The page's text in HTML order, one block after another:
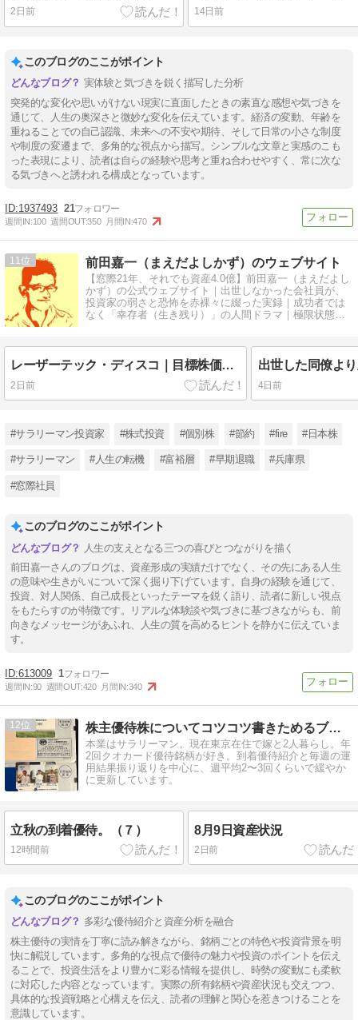
2日前 14日前
このブログのここがポイント
実体験と気づきを鋭く描写した分析
突発的な変化や思いがけない現実に直面したときの素直な感想や気づきを
通じて、人生の奥深さと微妙な変化を伝えています。経済の変動、年齢を
重ねることでの自己認識、未来への不安や期待、そして日常の小さな制度
や制度の変遷まで、多角的な視点から描写。シンプルな文章と実感のこも
った表現により、読者は自らの経験や思考と重ね合わせやすく、常に次な
る気づきへと誘われる構成となっています。
1937493 21
週間IN:100 週間OUT:350 月間IN:470
11 前田嘉一（まえだよしかず）のウェブサイト
【窓際21年、それでも資産4.0億】前田嘉一（まえだよし
かず）の公式ウェブサイト｜出世しなかった会社員が、
投資家の弱さと恐怖を赤裸々に綴った実録｜成功者では
なく「幸存者（生き残り）」の人間ドラマ｜極限状態で
レーザーテック・ディスコ｜目標株価に届いたか｜8月決算の報告
2日前 4日前
#サラリーマン投資家 #株式投資 #個別株 #節約 #fire #日本株
#サラリーマン #人生の転機 #富裕層 #早期退職 #兵庫県
#窓際社員
このブログのここがポイント
人生の支えとなる三つの喜びとつながりを描く
前田嘉一さんのブログは、資産形成の実績だけでなく、その先にある人生
の意味や生きがいについて深く掘り下げています。自身の経験を通じて、
投資、対人関係、自己成長といったテーマを鋭く語り、読者に新しい視点
をもたらすのが特徴です。リアルな体験談や気づきに基づきながらも、前
向きなメッセージがあふれ、人生の質を高めるヒントを静かに伝えていま
す。
613009 1
週間IN:90 週間OUT:420 月間IN:340
12 株主優待株についてコツコツ書きためるブログ
本業はサラリーマン。現在東京在住で嫁と2人暮らし。年
2回クオカード優待銘柄が好き。到着優待紹介と毎週の運
用結果振り返りを中心に、週平均2〜3回くらいで緩やか
に更新しています。
立秋の到着優待。（７）
12時間前
8月9日資産状況
2日前
このブログのここがポイント
多彩な優待紹介と資産分析を融合
株主優待の実情を丁寧に読み解きながら、銘柄ごとの特色や投資背景を明
快に解説しています。多角的な視点で優待の魅力や投資のポイントを伝え
ることで、投資生活をより豊かに彩る情報を提供し、時勢の変動にも柔軟
に対応した内容となっています。実際の所有銘柄や資産状況も交えつつ、
具体的な投資戦略と心構えを伝え、読者の理解と関心を惹きつけることを
意識しています。